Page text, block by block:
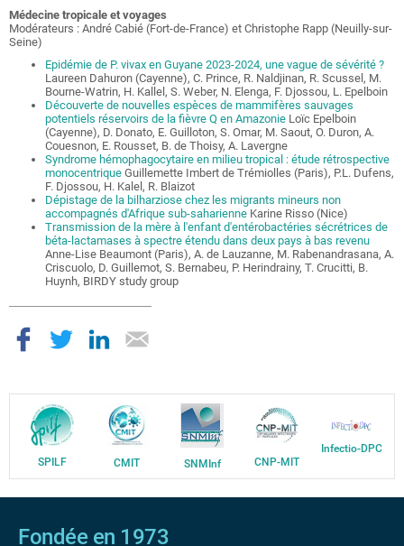
Médecine tropicale et voyages
Modérateurs : André Cabié (Fort-de-France) et Christophe Rapp (Neuilly-sur-
Seine)
Epidémie de P. vivax en Guyane 2023-2024, une vague de sévérité ?
Laureen Dahuron (Cayenne), C. Prince, R. Naldjinan, R. Scussel, M.
Bourne-Watrin, H. Kallel, S. Weber, N. Elenga, F. Djossou, L. Epelboin
Découverte de nouvelles espèces de mammifères sauvages
potentiels réservoirs de la fièvre Q en Amazonie Loïc Epelboin
(Cayenne), D. Donato, E. Guilloton, S. Omar, M. Saout, O. Duron, A.
Couesnon, E. Rousset, B. de Thoisy, A. Lavergne
Syndrome hémophagocytaire en milieu tropical : étude rétrospective
monocentrique Guillemette Imbert de Trémiolles (Paris), P.L. Dufens,
F. Djossou, H. Kalel, R. Blaizot
Dépistage de la bilharziose chez les migrants mineurs non
accompagnés d'Afrique sub-saharienne Karine Risso (Nice)
Transmission de la mère à l'enfant d'entérobactéries sécrétrices de
béta-lactamases à spectre étendu dans deux pays à bas revenu
Anne-Lise Beaumont (Paris), A. de Lauzanne, M. Rabenandrasana, A.
Criscuolo, D. Guillemot, S. Bernabeu, P. Herindrainy, T. Crucitti, B.
Huynh, BIRDY study group
SPILF CMIT SNMInf CNP-MIT
Infectio-DPC
Fondée en 1973